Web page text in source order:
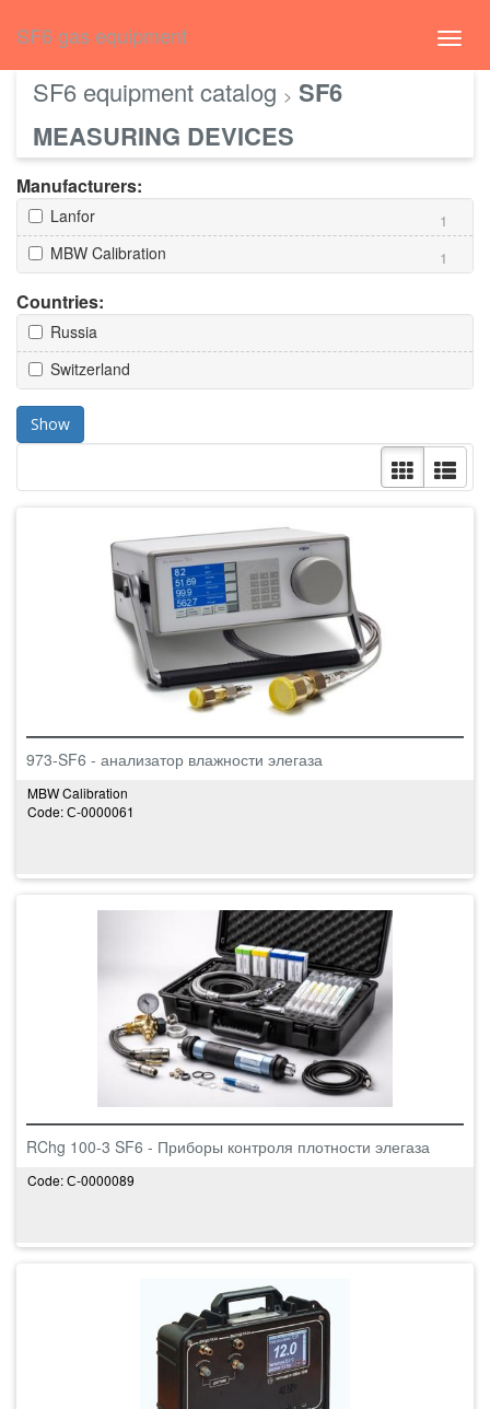
SF6 gas equipment
SF6 equipment catalog > SF6
MEASURING DEVICES
Manufacturers:
1
Lanfor
1
MBW Calibration
Countries:
Russia
Switzerland
Show
973-SF6 - анализатор влажности элегаза
MBW Calibration
Code: С-0000061
RChg 100-3 SF6 - Приборы контроля плотности элегаза
Code: С-0000089
русский